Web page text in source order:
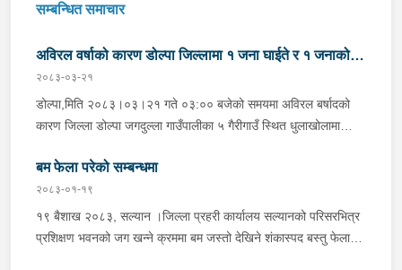
सम्बन्धित समाचार
अविरल वर्षाको कारण डोल्पा जिल्लामा १ जना घाईते र १ जनाको
मृत्यु
२०८३-०३-२१
डोल्पा,मिति २०८३।०३।२१ गते ०३:०० बजेको समयमा अविरल बर्षादको
कारण जिल्ला डोल्पा जगदुल्ला गाउँपालीका ५ गैरीगाउँ स्थित धुलाखोलामा
माझगाउ डोल्पाबाट प्र.स.नि. रघुनाथ पाण्डेको कमाण्डमा ५ जनाको टोली
खटिगई स्थानिय र प्रहरीको सहयोगमा उक्त स्थान बस्ने लाक्षिमाने बि.क.को
छोरी बर्ष अन्दाजी ५५/५६ कि आनन्दा बि.क. (अविवाहित, बोल्न नसक्ने)
सुतिरहेको अबस्थामा पुरिएको र निज आनन्दी बि.क.लाई उद्धार गरी उपचारको
बम फेला परेको सम्बन्धमा
२०८३-०१-१९
१९ बैशाख २०८३, सल्यान ।जिल्ला प्रहरी कार्यालय सल्यानको परिसरभित्र
प्रशिक्षण भवनको जग खन्ने क्रममा बम जस्तो देखिने शंकास्पद बस्तु फेला